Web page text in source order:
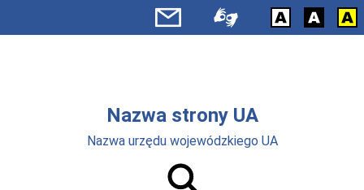
Перейти до основного вмісту
Nazwa strony UA
Nazwa urzędu wojewódzkiego UA